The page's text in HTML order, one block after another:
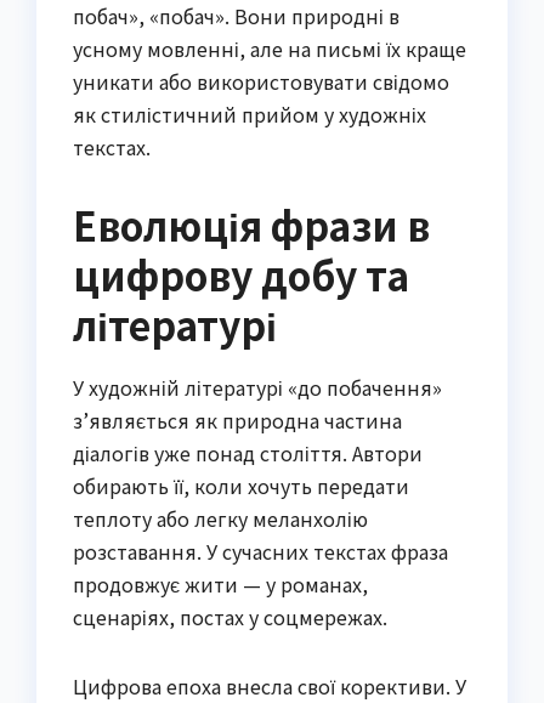
побач», «побач». Вони природні в
усному мовленні, але на письмі їх краще
уникати або використовувати свідомо
як стилістичний прийом у художніх
текстах.
Еволюція фрази в
цифрову добу та
літературі
У художній літературі «до побачення»
з’являється як природна частина
діалогів уже понад століття. Автори
обирають її, коли хочуть передати
теплоту або легку меланхолію
розставання. У сучасних текстах фраза
продовжує жити — у романах,
сценаріях, постах у соцмережах.
Цифрова епоха внесла свої корективи. У